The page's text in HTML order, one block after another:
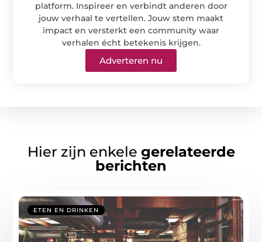
platform. Inspireer en verbindt anderen door
jouw verhaal te vertellen. Jouw stem maakt
impact en versterkt een community waar
verhalen écht betekenis krijgen.
Adverteren nu
Hier zijn enkele gerelateerde
berichten
ETEN EN DRINKEN